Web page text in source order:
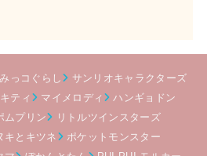
っコぐらし
サンリオキャラクターズ
ティ マイメロディ
ハンギョドン
ムプリン
リトルツインスターズ
キとキツネ
ポケットモンスター